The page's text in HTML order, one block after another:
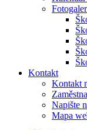
Kontakt
Kontakt
Napište
Mapa